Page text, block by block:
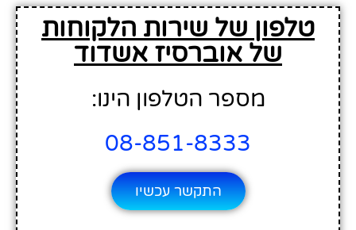
טלפון של שירות הלקוחות
של אוברסיז אשדוד
מספר הטלפון הינו:
08-851-8333
התקשר עכשיו